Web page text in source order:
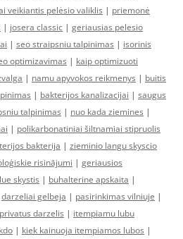
veikiantis pelėsio valiklis | priemonė
| josera classic | geriausias pelesio
| seo straipsniu talpinimas | isorinis
optimizavimas | kaip optimizuoti
| namu apyvokos reikmenys | buitis
| bakterijos kanalizacijai | saugus
talpinimas | nuo kada ziemines |
| polikarbonatiniai šiltnamiai stipruolis
bakterija | zieminio langu skyscio
risinājumi | geriausios
skystis | buhalterine apskaita |
darzeliai gelbeja | pasirinkimas vilniuje |
privatus darzelis | itempiamu lubu
| kiek kainuoja itempiamos lubos |